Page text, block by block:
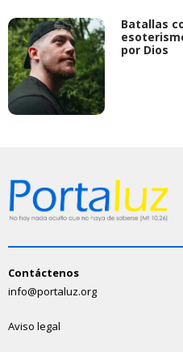
Batallas
por Dios
Contáctenos
info@portaluz.org
Aviso legal